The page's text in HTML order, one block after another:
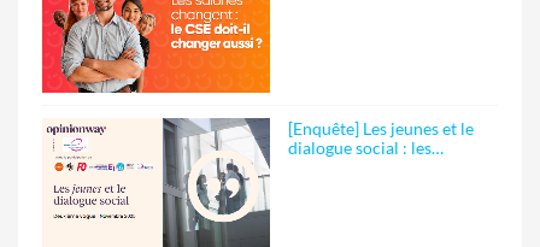
[Enquête] Les jeunes et le
dialogue social : les…